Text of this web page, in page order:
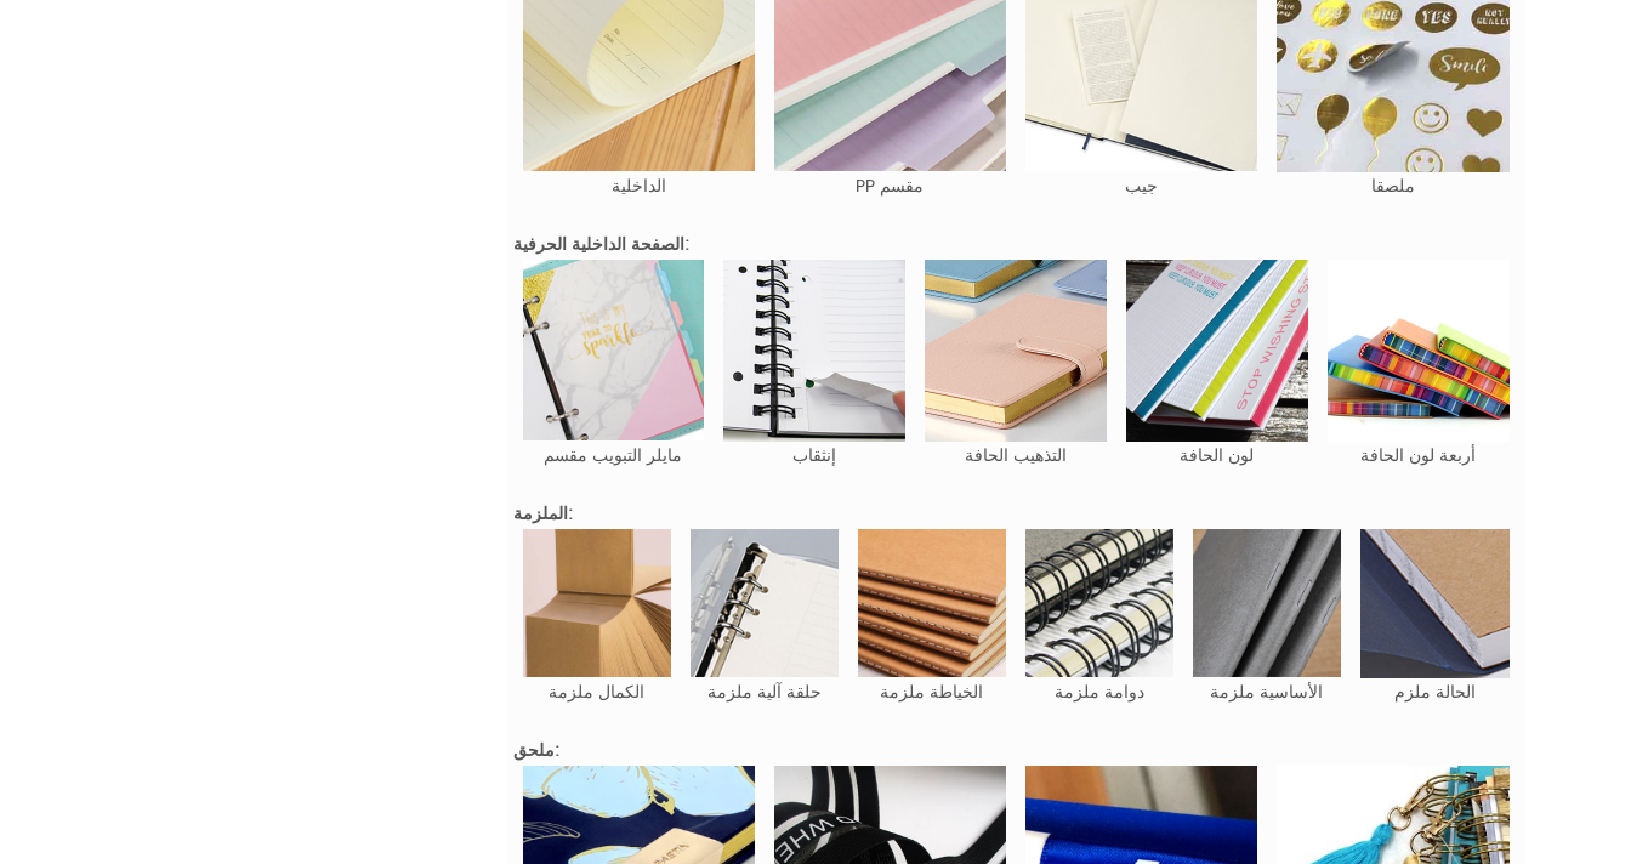
الداخلية PP مقسم جيب ملصقا
الصفحة الداخلية الحرفية:
مايلر التبويب مقسم إنثقاب التذهيب الحافة لون الحافة أربعة لون الحافة
الملزمة:
الكمال ملزمة حلقة آلية ملزمة الخياطة ملزمة دوامة ملزمة الأساسية ملزمة الحالة ملزم
ملحق: